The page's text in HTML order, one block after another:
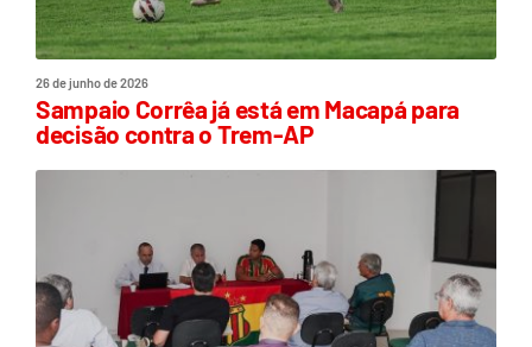
26 de junho de 2026
Sampaio Corrêa já está em Macapá para
decisão contra o Trem-AP